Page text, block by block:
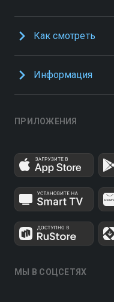
Как смотреть
Информация
ПРИЛОЖЕНИЯ
МЫ В СОЦСЕТЯХ